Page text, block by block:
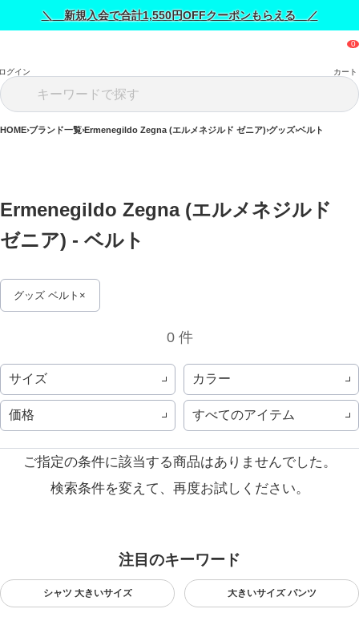
＼ 新規入会で合計1,550円OFFクーポンもらえる ／
グイン カート
HOME ブランド一覧 Ermenegildo Zegna (エルメネジルド ゼニア) グッズ ベルト
Ermenegildo Zegna (エルメネジルド
ゼニア) - ベルト
グッズ ベルト
0 件
サイズ カラー
価格 すべてのアイテム
ご指定の条件に該当する商品はありませんでした。
検索条件を変えて、再度お試しください。
注目のキーワード
シャツ 大きいサイズ 大きいサイズ パンツ